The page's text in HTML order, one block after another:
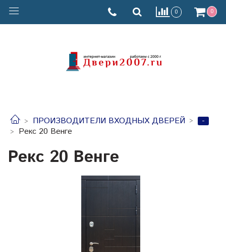
0 0
ПРОИЗВОДИТЕЛИ ВХОДНЫХ ДВЕРЕЙ
-
Рекс 20 Венге
Рекс 20 Венге